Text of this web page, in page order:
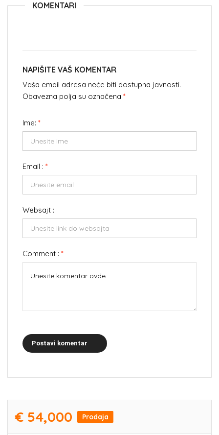
KOMENTARI
NAPIŠITE VAŠ KOMENTAR
Vaša email adresa neće biti dostupna javnosti.
Obavezna polja su označena *
Ime: *
Email : *
Websajt :
Comment : *
Postavi komentar
€ 54,000 Prodaja